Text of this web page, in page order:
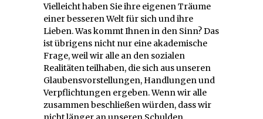
Vielleicht haben Sie ihre eigenen Träume
einer besseren Welt für sich und ihre
Lieben. Was kommt Ihnen in den Sinn? Das
ist übrigens nicht nur eine akademische
Frage, weil wir alle an den sozialen
Realitäten teilhaben, die sich aus unseren
Glaubensvorstellungen, Handlungen und
Verpflichtungen ergeben. Wenn wir alle
zusammen beschließen würden, dass wir